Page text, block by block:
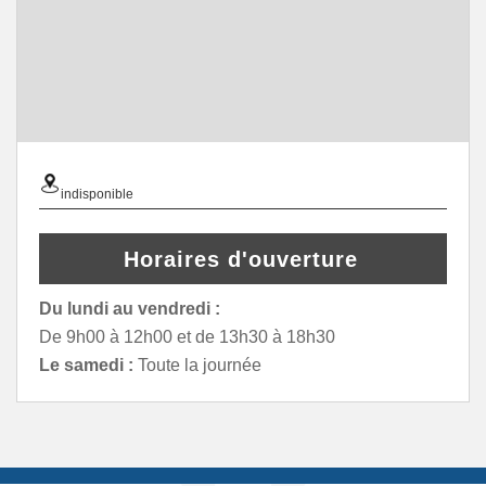
indisponible
Horaires d'ouverture
Du lundi au vendredi :
De 9h00 à 12h00 et de 13h30 à 18h30
Le samedi : Toute la journée